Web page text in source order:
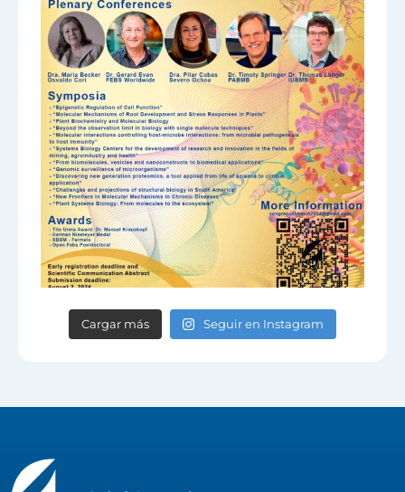
Cargar más Seguir en Instagram